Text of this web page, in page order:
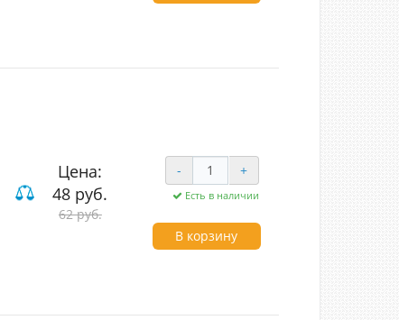
Цена:
48 руб.
62 руб.
- +
Есть в наличии
В корзину